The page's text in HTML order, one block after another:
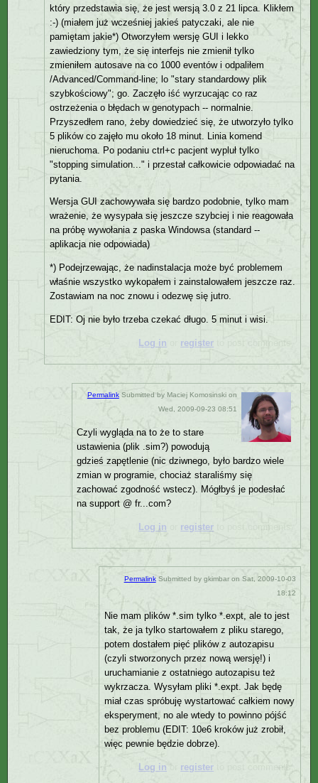
który przedstawia się, że jest wersją 3.0 z 21 lipca. Klikłem
:-) (miałem już wcześniej jakieś patyczaki, ale nie
pamiętam jakie*) Otworzyłem wersję GUI i lekko
zawiedziony tym, że się interfejs nie zmienił tylko
zmieniłem autosave na co 1000 eventów i odpaliłem
/Advanced/Command-line; lo "stary standardowy plik
szybkościowy"; go. Zaczęło iść wyrzucając co raz
ostrzeżenia o błędach w genotypach -- normalnie.
Przyszedłem rano, żeby dowiedzieć się, że utworzyło tylko
5 plików co zajęło mu około 18 minut. Linia komend
nieruchoma. Po podaniu ctrl+c pacjent wypluł tylko
"stopping simulation..." i przestał całkowicie odpowiadać na
pytania.
Wersja GUI zachowywała się bardzo podobnie, tylko mam
wrażenie, że wysypała się jeszcze szybciej i nie reagowała
na próbę wywołania z paska Windowsa (standard --
aplikacja nie odpowiada)
*) Podejrzewając, że nadinstalacja może być problemem
właśnie wszystko wykopałem i zainstalowałem jeszcze raz.
Zostawiam na noc znowu i odezwę się jutro.
EDIT: Oj nie było trzeba czekać długo. 5 minut i wisi.
Log in register
PermalinkSubmitted by Maciej Komosinskion
Wed, 2009-09-23 08:51
Czyli wygląda na to że to stare
ustawienia (plik .sim?) powodują
gdzieś zapętlenie (nic dziwnego, było bardzo wiele
zmian w programie, chociaż staraliśmy się
zachować zgodność wstecz). Mógłbyś je podesłać
na support @ fr...com?
Log in register
PermalinkSubmitted by gkimbaron Sat, 2009-10-03
18:12
Nie mam plików *.sim tylko *.expt, ale to jest
tak, że ja tylko startowałem z pliku starego,
potem dostałem pięć plików z autozapisu
(czyli stworzonych przez nową wersję!) i
uruchamianie z ostatniego autozapisu też
wykrzacza. Wysyłam pliki *.expt. Jak będę
miał czas spróbuję wystartować całkiem nowy
eksperyment, no ale wtedy to powinno pójść
bez problemu (EDIT: 10e6 kroków już zrobił,
więc pewnie będzie dobrze).
Log in register to post comments